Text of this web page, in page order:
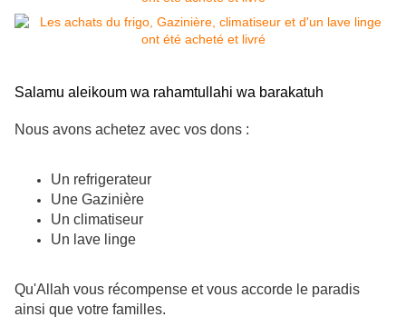
Salamu aleikoum wa rahamtullahi wa barakatuh
Nous avons achetez avec vos dons :
Un refrigerateur
Une Gazinière
Un climatiseur
Un lave linge
Qu'Allah vous récompense et vous accorde le paradis
ainsi que votre familles.